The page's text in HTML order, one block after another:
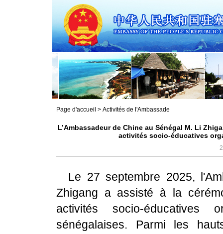
Page d'accueil > Activités de l'Ambassade
L’Ambassadeur de Chine au Sénégal M. Li
activités socio-éducatives
Le 27 septembre 2025,
Zhigang a assisté à la
activités socio-
sénégalaises. Parmi les